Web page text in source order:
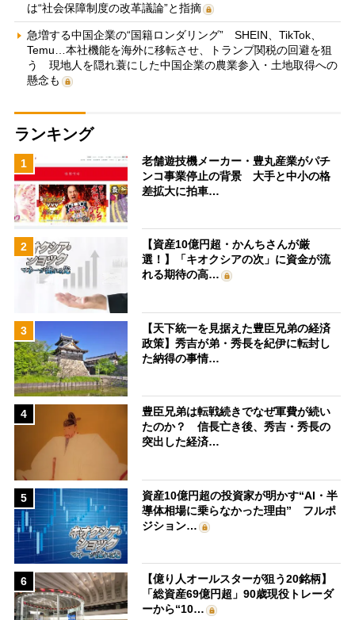
は“社会保障制度の改革議論”と指摘
急増する中国企業の“国籍ロンダリング” SHEIN、TikTok、
Temu…本社機能を海外に移転させ、トランプ関税の回避を狙
う 現地人を隠れ蓑にした中国企業の農業参入・土地取得への
懸念も
ランキング
1
老舗遊技機メーカー・豊丸産業がパチ
ンコ事業停止の背景 大手と中小の格
差拡大に拍車…
2
【資産10億円超・かんちさんが厳
選！】「キオクシアの次」に資金が流
れる期待の高…
3
【天下統一を見据えた豊臣兄弟の経済
政策】秀吉が弟・秀長を紀伊に転封し
た納得の事情…
4
豊臣兄弟は転戦続きでなぜ軍費が続い
たのか？ 信長亡き後、秀吉・秀長の
突出した経済…
5
資産10億円超の投資家が明かす“AI・半
導体相場に乗らなかった理由” フルポ
ジション…
6
【億り人オールスターが狙う20銘柄】
「総資産69億円超」90歳現役トレーダ
ーから“10…